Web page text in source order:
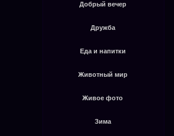
Добрый вечер
Дружба
Еда и напитки
Животный мир
Живое фото
Зима